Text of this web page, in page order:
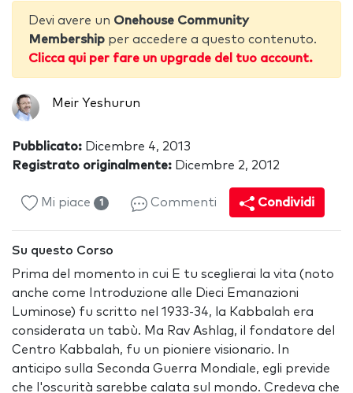
Devi avere un Onehouse Community
Membership per accedere a questo contenuto.
Clicca qui per fare un upgrade del tuo account.
Meir Yeshurun
Pubblicato: Dicembre 4, 2013
Registrato originalmente: Dicembre 2, 2012
Mi piace 1 Commenti Condividi
Su questo Corso
Prima del momento in cui E tu sceglierai la vita (noto
anche come Introduzione alle Dieci Emanazioni
Luminose) fu scritto nel 1933-34, la Kabbalah era
considerata un tabù. Ma Rav Ashlag, il fondatore del
Centro Kabbalah, fu un pioniere visionario. In
anticipo sulla Seconda Guerra Mondiale, egli previde
che l'oscurità sarebbe calata sul mondo. Credeva che